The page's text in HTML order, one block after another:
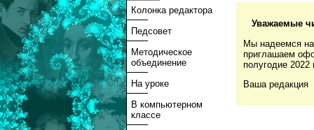
Колонка редактора
Педсовет
Методическое
объединение
На уроке
В компьютерном
классе
Уважаемые
Мы надеемся
приглашаем
полугодие 2022
Ваша редакция